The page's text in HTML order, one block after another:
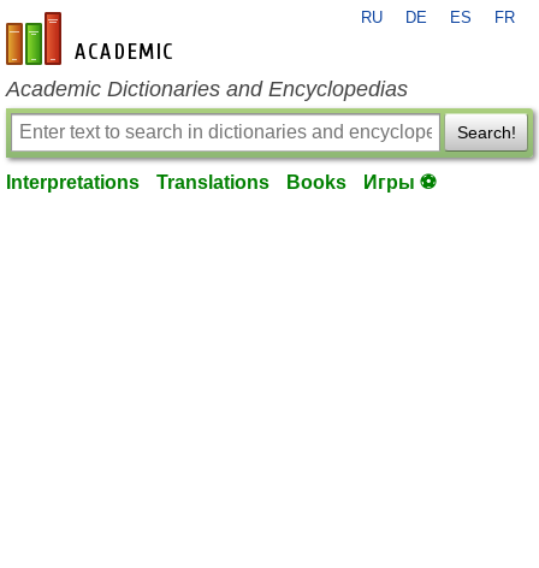
en-academic.com
RU DE ES FR
Academic Dictionaries and Encyclopedias
Search!
Interpretations Translations Books Игры ⚽